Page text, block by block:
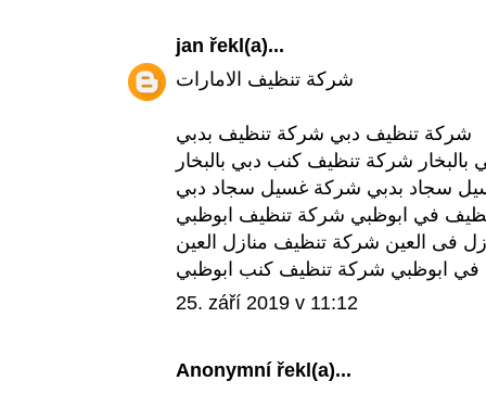
jan řekl(a)...
شركة تنظيف الامارات
شركة تنظيف دبي شركة تنظيف بدبي
شركة تنظيف كنب دبي بالبخار
سجاد بدبي شركة غسيل سجاد دبي
في ابوظبي شركة تنظيف ابوظبي
فى العين شركة تنظيف منازل العين
ابوظبي شركة تنظيف كنب ابوظبي
25. září 2019 v 11:12
Anonymní řekl(a)...